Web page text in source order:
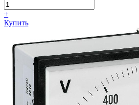
+
Купить